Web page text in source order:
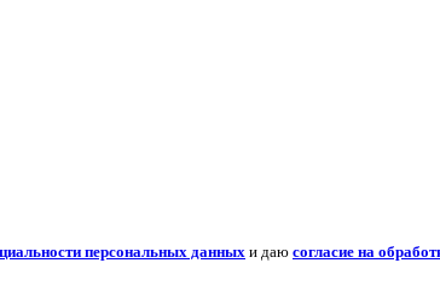
персональных данных и даю согласие на